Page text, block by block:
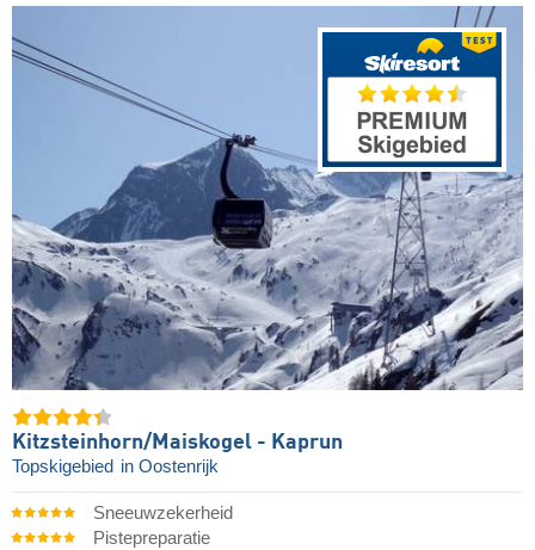
Kitzsteinhorn/​Maiskogel - Kaprun
Topskigebied in Oostenrijk
Sneeuwzekerheid
Pistepreparatie